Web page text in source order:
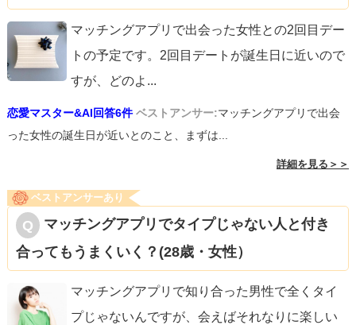
マッチングアプリで出会った女性との2回目デー
トの予定です。2回目デートが誕生日に近いので
すが、どのよ ...
恋愛マスター&AI回答6件 ベストアンサー:マッチングアプリで出会
った女性の誕生日が近いとのこと、まずは...
詳細を見る＞＞
ベストアンサーあり
マッチングアプリでタイプじゃない人と付き
合ってもうまくいく？(28歳・女性）
マッチングアプリで知り合った男性で全くタイ
プじゃないんですが、会えばそれなりに楽しい